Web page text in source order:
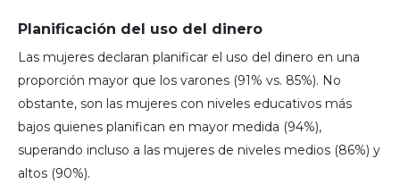
Planificación del uso del dinero
Las mujeres declaran planificar el uso del dinero en una
proporción mayor que los varones (91% vs. 85%). No
obstante, son las mujeres con niveles educativos más
bajos quienes planifican en mayor medida (94%),
superando incluso a las mujeres de niveles medios (86%) y
altos (90%).